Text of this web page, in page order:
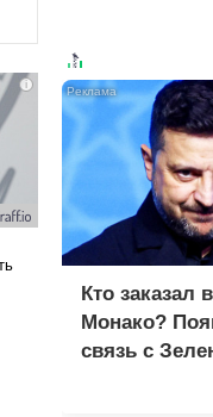
Кто заказал
Монако?
связь с